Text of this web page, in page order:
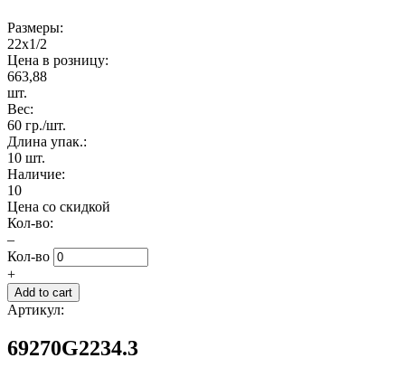
Размеры:
22x1/2
Цена в розницу:
663,88
шт.
Вес:
60 гр./шт.
Длина упак.:
10 шт.
Наличие:
10
Цена со скидкой
Кол-во:
–
Кол-во
+
Артикул:
69270G2234.3